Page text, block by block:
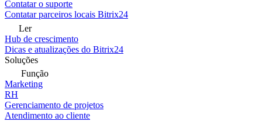
Contatar o suporte
Contatar parceiros locais Bitrix24
Ler
Hub de crescimento
Dicas e atualizações do Bitrix24
Soluções
Função
Marketing
RH
Gerenciamento de projetos
Atendimento ao cliente